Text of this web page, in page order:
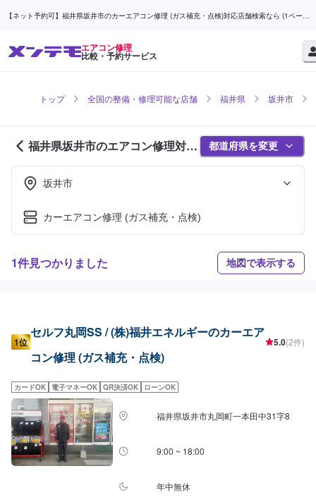
【ネット予約可】福井県坂井市のカーエアコン修理 (ガス補充・点検)対応店舗検索なら (1ページ
エアコン修理
比較・予約サービス
トップ 全国の整備・修理可能な店舗 福井県 坂井市
福井県坂井市のエアコン修理対応
店舗紹介 (1ページ目)
都道府県を変更
坂井市
カーエアコン修理 (ガス補充・点検)
1件見つかりました 地図で表示する
1位
セルフ丸岡SS / (株)福井エネルギーのカーエア
コン修理 (ガス補充・点検)
5.0(2件)
カードOK 電子マネーOK QR決済OK ローンOK
福井県坂井市丸岡町一本田中31字8
9:00 ~ 18:00
年中無休